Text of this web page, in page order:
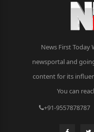
News First Today
newsportal and
content for its
You can
+91-9557878787